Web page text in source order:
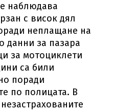
наблюдава
с висок дял
неплащане на
данни за пазара
за мотоциклети
са били
поради
по полицата. В